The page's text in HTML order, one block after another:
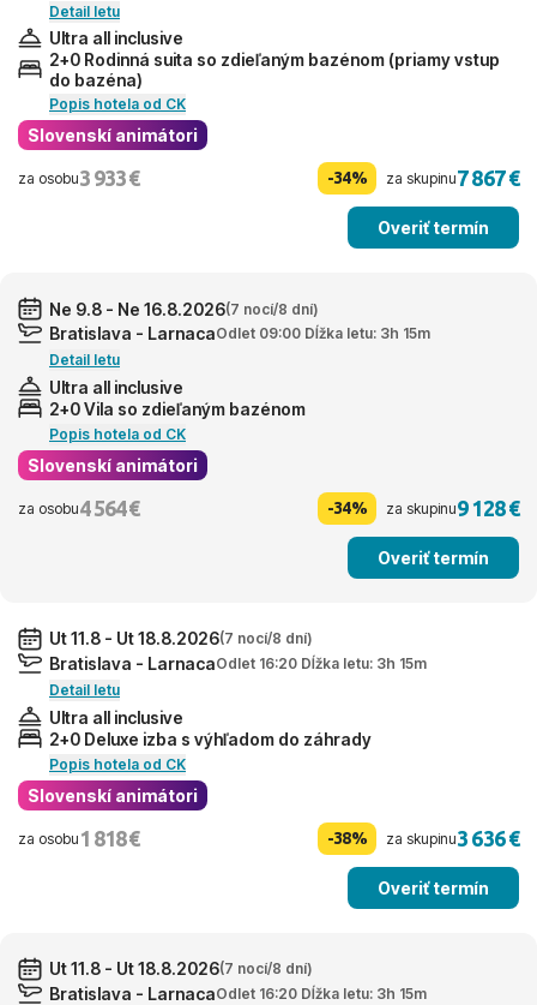
Detail letu
Ultra all inclusive
2+0 Rodinná suita so zdieľaným bazénom (priamy vstup
do bazéna)
Popis hotela od CK
Slovenskí animátori
za osobu3 933 € -34% za skupinu7 867 €
Overiť termín
Ne 9.8 - Ne 16.8.2026(7 nocí/8 dní)
Bratislava - LarnacaOdlet 09:00 Dĺžka letu: 3h 15m
Detail letu
Ultra all inclusive
2+0 Vila so zdieľaným bazénom
Popis hotela od CK
Slovenskí animátori
za osobu4 564 € -34% za skupinu9 128 €
Overiť termín
Ut 11.8 - Ut 18.8.2026(7 nocí/8 dní)
Bratislava - LarnacaOdlet 16:20 Dĺžka letu: 3h 15m
Detail letu
Ultra all inclusive
2+0 Deluxe izba s výhľadom do záhrady
Popis hotela od CK
Slovenskí animátori
za osobu 1 818 € -38% za skupinu3 636 €
Overiť termín
Ut 11.8 - Ut 18.8.2026(7 nocí/8 dní)
Bratislava - LarnacaOdlet 16:20 Dĺžka letu: 3h 15m